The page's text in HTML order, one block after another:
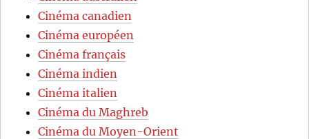
Cinéma canadien
Cinéma européen
Cinéma français
Cinéma indien
Cinéma italien
Cinéma du Maghreb
Cinéma du Moyen-Orient